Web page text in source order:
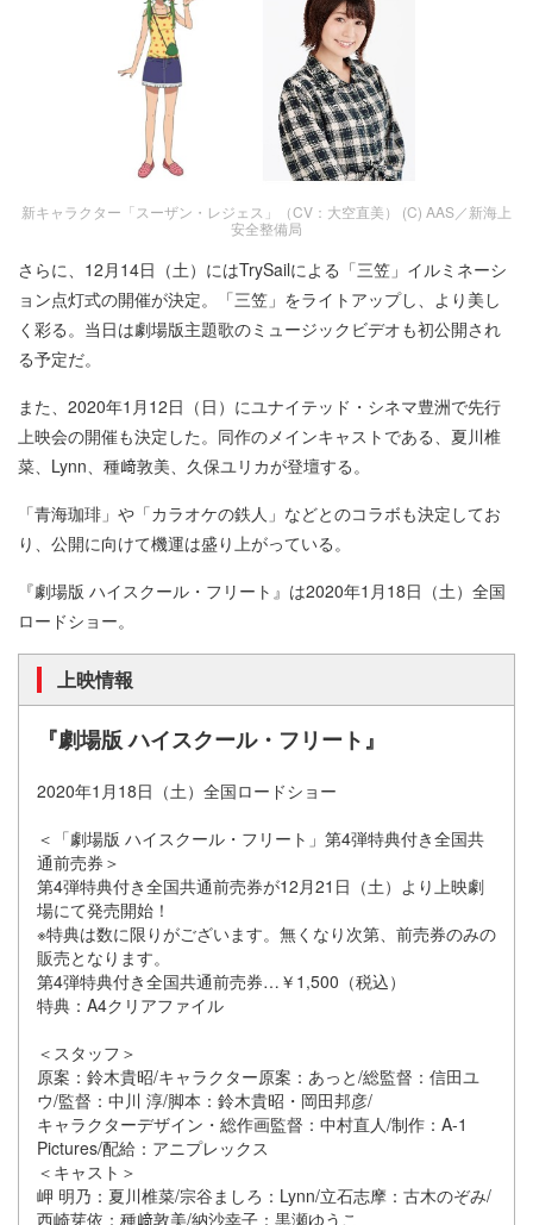
新キャラクター「スーザン・レジェス」（CV：大空直美） (C) AAS／新海上
安全整備局
さらに、12月14日（土）にはTrySailによる「三笠」イルミネーシ
ョン点灯式の開催が決定。「三笠」をライトアップし、より美し
く彩る。当日は劇場版主題歌のミュージックビデオも初公開され
る予定だ。
また、2020年1月12日（日）にユナイテッド・シネマ豊洲で先行
上映会の開催も決定した。同作のメインキャストである、夏川椎
菜、Lynn、種﨑敦美、久保ユリカが登壇する。
「青海珈琲」や「カラオケの鉄人」などとのコラボも決定してお
り、公開に向けて機運は盛り上がっている。
『劇場版 ハイスクール・フリート』は2020年1月18日（土）全国
ロードショー。
上映情報
『劇場版 ハイスクール・フリート』
2020年1月18日（土）全国ロードショー
＜「劇場版 ハイスクール・フリート」第4弾特典付き全国共
通前売券＞
第4弾特典付き全国共通前売券が12月21日（土）より上映劇
場にて発売開始！
※特典は数に限りがございます。無くなり次第、前売券のみの
販売となります。
第4弾特典付き全国共通前売券…￥1,500（税込）
特典：A4クリアファイル
＜スタッフ＞
原案：鈴木貴昭/キャラクター原案：あっと/総監督：信田ユ
ウ/監督：中川 淳/脚本：鈴木貴昭・岡田邦彦/
キャラクターデザイン・総作画監督：中村直人/制作：A-1
Pictures/配給：アニプレックス
＜キャスト＞
岬 明乃：夏川椎菜/宗谷ましろ：Lynn/立石志摩：古木のぞみ/
西崎芽依：種﨑敦美/納沙幸子：黒瀬ゆうこ